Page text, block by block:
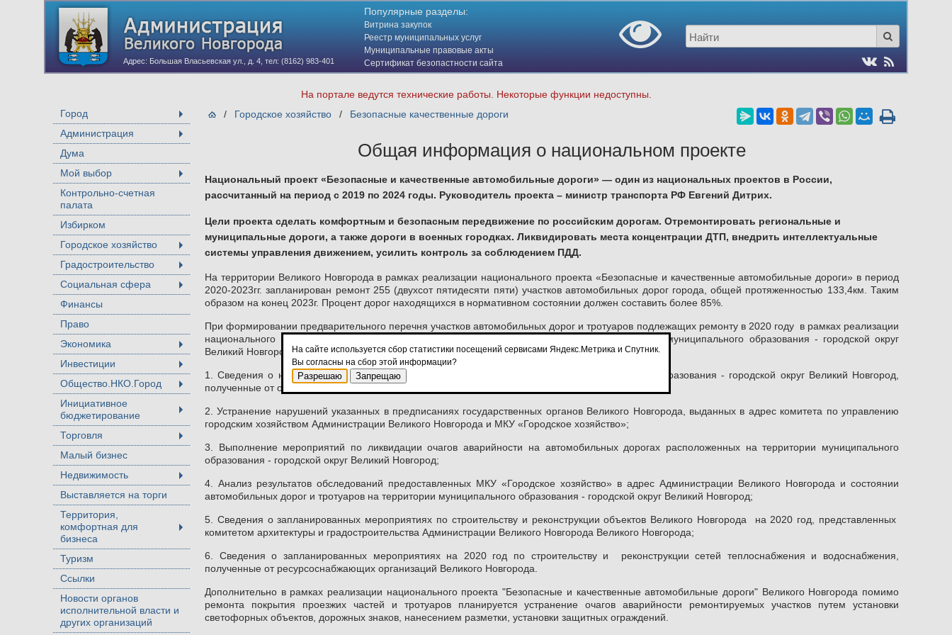
Адрес: Большая Власьевская ул., д. 4, тел: (8162) 983-401
Популярные разделы:
Витрина закупок
Реестр муниципальных услуг
Муниципальные правовые акты
Сертификат безопастности сайта
(HTTPS)
На портале ведутся технические работы. Некоторые функции недоступны.
Город
Администрация
Дума
Мой выбор
Контрольно-счетная
палата
Избирком
Городское хозяйство
Градостроительство
Социальная сфера
Финансы
Право
Экономика
Инвестиции
Общество.НКО.Город
Инициативное
бюджетирование
Торговля
Малый бизнес
Недвижимость
Выставляется на торги
Территория,
комфортная для
бизнеса
Туризм
Ссылки
Новости органов
исполнительной власти и
других организаций
/ Городское хозяйство / Безопасные качественные дороги
Общая информация о национальном проекте
Национальный проект «Безопасные и качественные автомобильные дороги» — один из национальных проектов в России,
рассчитанный на период с 2019 по 2024 годы. Руководитель проекта – министр транспорта РФ Евгений Дитрих.
Цели проекта сделать комфортным и безопасным передвижение по российским дорогам. Отремонтировать региональные и
муниципальные дороги, а также дороги в военных городках. Ликвидировать места концентрации ДТП, внедрить интеллектуальные
системы управления движением, усилить контроль за соблюдением ПДД.
На территории Великого Новгорода в рамках реализации национального проекта «Безопасные и качественные автомобильные дороги» в период
2020-2023гг. запланирован ремонт 255 (двухсот пятидесяти пяти) участков автомобильных дорог города, общей протяженностью 133,4км. Таким
образом на конец 2023г. Процент дорог находящихся в нормативном состоянии должен составить более 85%.
При формировании предварительного перечня участков автомобильных дорог и тротуаров подлежащих ремонту в 2020 году в рамках реализации
национального проекта «Безопасные и качественные автомобильные дороги» на территории муниципального образования - городской округ
Великий Новгород были учтены следующие условия:
1. Сведения о ненормативном состоянии дорог и тротуаров на территории муниципального образования - городской округ Великий Новгород,
полученные от обращения граждан;
2. Устранение нарушений указанных в предписаниях государственных органов Великого Новгорода, выданных в адрес комитета по управлению
городским хозяйством Администрации Великого Новгорода и МКУ «Городское хозяйство»;
3. Выполнение мероприятий по ликвидации очагов аварийности на автомобильных дорогах расположенных на территории муниципального
образования - городской округ Великий Новгород;
4. Анализ результатов обследований предоставленных МКУ «Городское хозяйство» в адрес Администрации Великого Новгорода и состоянии
автомобильных дорог и тротуаров на территории муниципального образования - городской округ Великий Новгород;
5. Сведения о запланированных мероприятиях по строительству и реконструкции объектов Великого Новгорода на 2020 год, представленных
комитетом архитектуры и градостроительства Администрации Великого Новгорода Великого Новгорода;
6. Сведения о запланированных мероприятиях на 2020 год по строительству и реконструкции сетей теплоснабжения и водоснабжения,
полученные от ресурсоснабжающих организаций Великого Новгорода.
Дополнительно в рамках реализации национального проекта "Безопасные и качественные автомобильные дороги" Великого Новгорода помимо
ремонта покрытия проезжих частей и тротуаров планируется устранение очагов аварийности ремонтируемых участков путем установки
светофорных объектов, дорожных знаков, нанесением разметки, установки защитных ограждений.
На сайте используется сбор статистики посещений сервисами Яндекс.Метрика и Спутник.
Вы согласны на сбор этой информации?
Разрешаю Запрещаю